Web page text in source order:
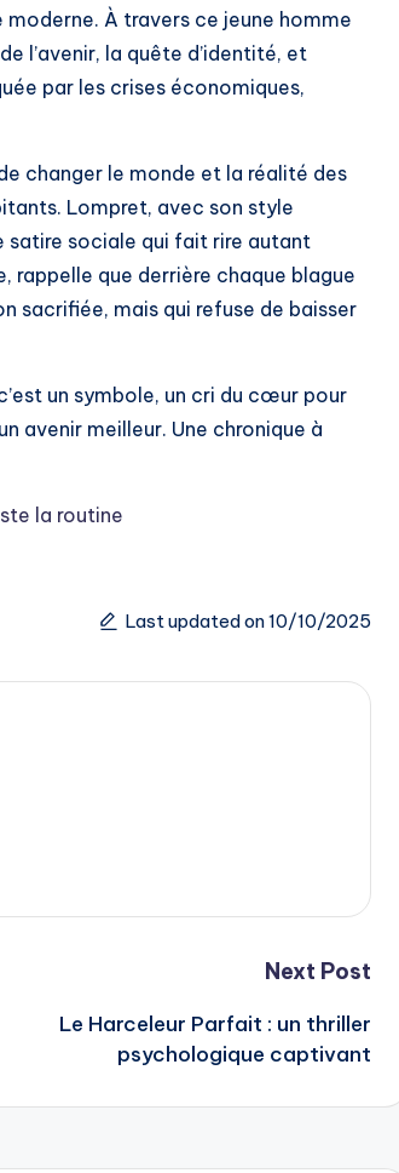
À travers ce jeune homme
l’avenir, la quête d’identité, et
par les crises économiques,
changer le monde et la réalité des
Lompret, avec son style
satire sociale qui fait rire autant
rappelle que derrière chaque blague
sacrifiée, mais qui refuse de baisser
un symbole, un cri du cœur pour
avenir meilleur. Une chronique à
la routine
Last updated on 10/10/2025
Next Post
Le Harceleur Parfait : un thriller
psychologique captivant